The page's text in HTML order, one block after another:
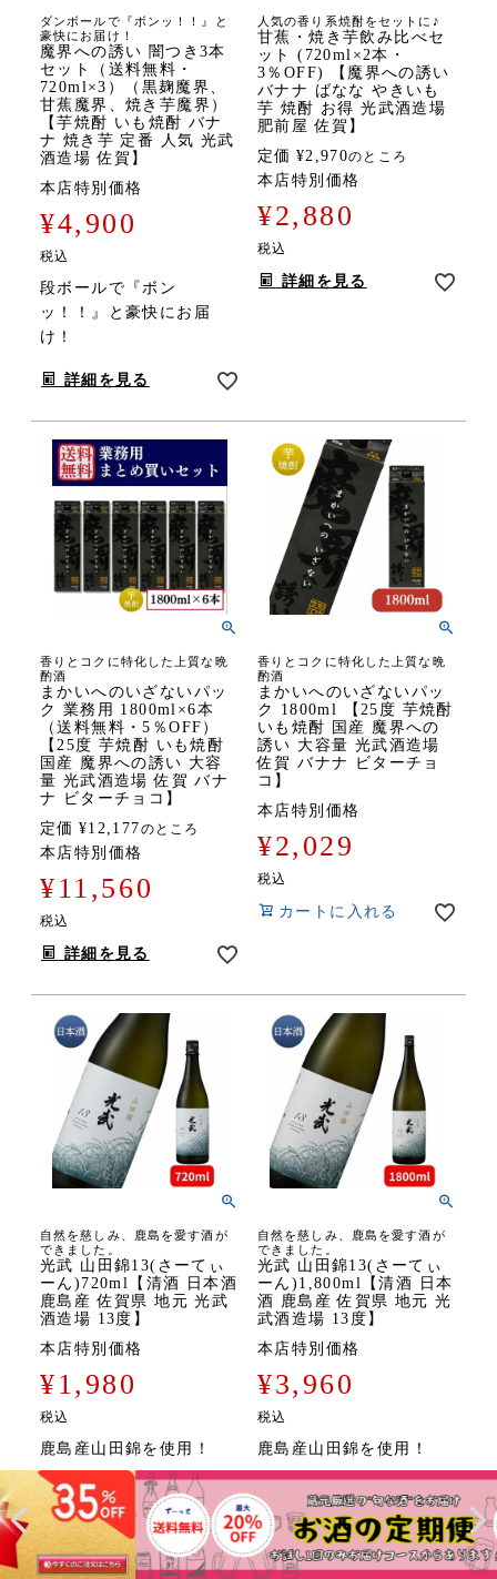
ダンボールで『ボンッ！！』と
豪快にお届け！
魔界への誘い 闇つき3本
セット（送料無料・
720ml×3）（黒麹魔界、
甘蕉魔界、焼き芋魔界）
【芋焼酎 いも焼酎 バナ
ナ 焼き芋 定番 人気 光武
酒造場 佐賀】
本店特別価格
¥4,900
税込
段ボールで『ボン
ッ！！』と豪快にお届
け！
詳細を見る
人気の香り系焼酎をセットに♪
甘蕉・焼き芋飲み比べセ
ット (720ml×2本・
3％OFF) 【魔界への誘い
バナナ ばなな やきいも
芋 焼酎 お得 光武酒造場
肥前屋 佐賀】
定価 ¥2,970のところ
本店特別価格
¥2,880
税込
詳細を見る
香りとコクに特化した上質な晩
酌酒
まかいへのいざないパッ
ク 業務用 1800ml×6本
（送料無料・5％OFF）
【25度 芋焼酎 いも焼酎
国産 魔界への誘い 大容
量 光武酒造場 佐賀 バナ
ナ ビターチョコ】
定価 ¥12,177のところ
本店特別価格
¥11,560
税込
詳細を見る
香りとコクに特化した上質な晩
酌酒
まかいへのいざないパッ
ク 1800ml 【25度 芋焼酎
いも焼酎 国産 魔界への
誘い 大容量 光武酒造場
佐賀 バナナ ビターチョ
コ】
本店特別価格
¥2,029
税込
カートに入れる
自然を慈しみ、鹿島を愛す酒が
できました。
光武 山田錦13(さーてぃ
ーん)720ml【清酒 日本酒
鹿島産 佐賀県 地元 光武
酒造場 13度】
本店特別価格
¥1,980
税込
鹿島産山田錦を使用！
詳細を見る
自然を慈しみ、鹿島を愛す酒が
できました。
光武 山田錦13(さーてぃ
ーん)1,800ml【清酒 日本
酒 鹿島産 佐賀県 地元 光
武酒造場 13度】
本店特別価格
¥3,960
税込
鹿島産山田錦を使用！
詳細を見る